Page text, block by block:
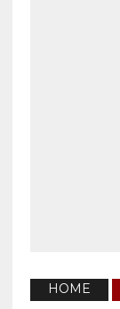
HOME